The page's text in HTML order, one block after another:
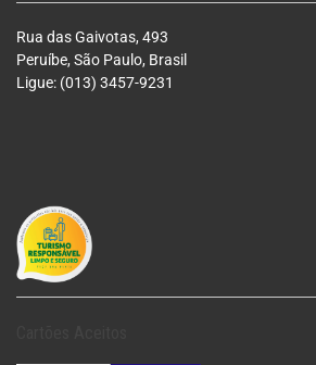
Rua das Gaivotas, 493
Peruíbe, São Paulo, Brasil
Ligue: (013) 3457-9231